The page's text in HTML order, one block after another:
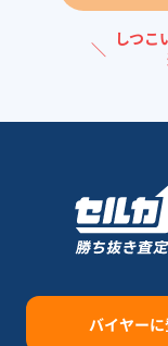
＼ しつこ
バイヤー